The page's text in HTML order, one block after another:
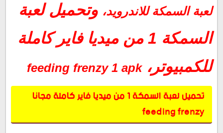
لعبة السمكة للاندرويد، وتحميل لعبة
السمكة 1 من ميديا فاير كاملة
للكمبيوتر،feeding frenzy 1 apk
تحميل لعبة السمكة 1 من ميديا فاير كاملة مجانا
feeding frenzy